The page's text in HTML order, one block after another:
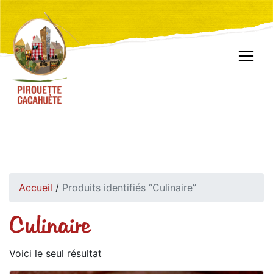
Accueil / Produits identifiés “Culinaire”
Culinaire
Voici le seul résultat